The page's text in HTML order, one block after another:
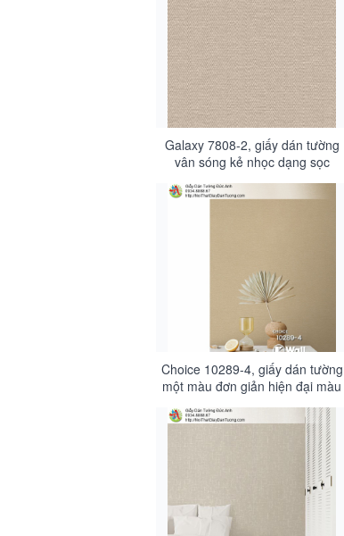
Galaxy 7808-2, giấy dán tường
vân sóng kẻ nhọc dạng sọc
màu vàng, màu nâu nhạt
Choice 10289-4, giấy dán tường
một màu đơn giản hiện đại màu
vàng, màu nâu nhạt